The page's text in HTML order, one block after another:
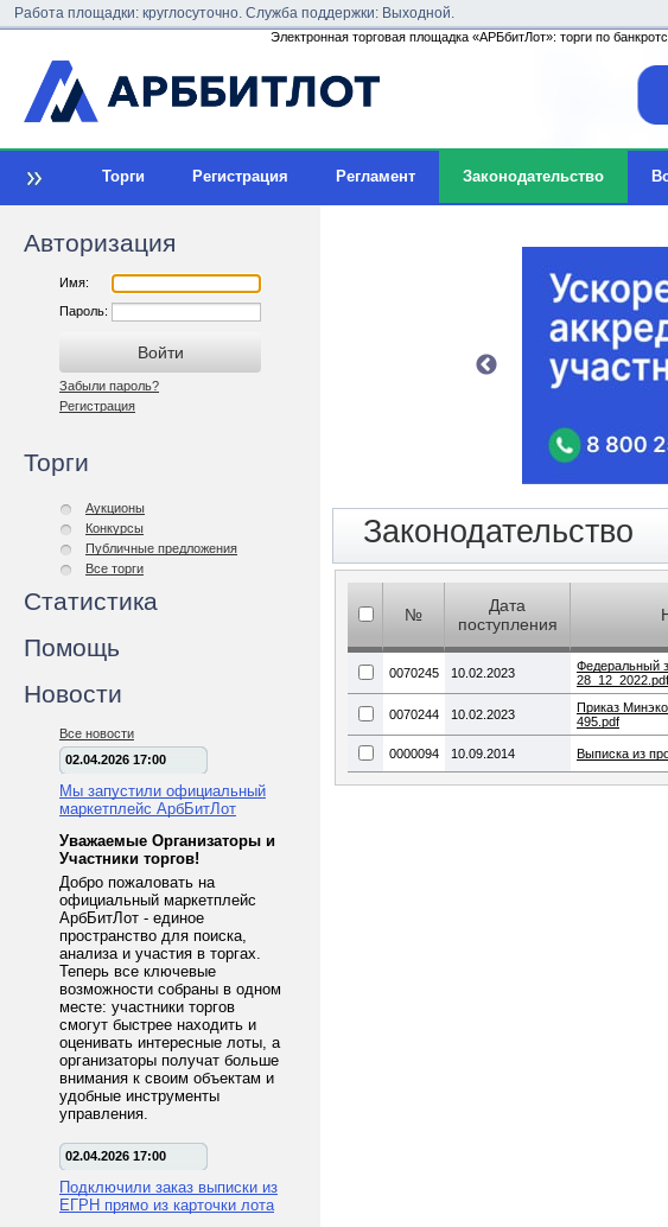
Работа площадки: круглосуточно. Служба поддержки: Выходной.
Электронная торговая площадка «АРБбитЛот»: торги по
Торги Регистрация Регламент Законодательство
Авторизация
Имя:
Пароль:
Забыли пароль?
Регистрация
Торги
Аукционы
Конкурсы
Публичные предложения
Все торги
Статистика
Помощь
Новости
Все новости
02.04.2026 17:00
Мы запустили официальный
маркетплейс АрбБитЛот
Уважаемые Организаторы и
Участники торгов!
Добро пожаловать на
официальный маркетплейс
АрбБитЛот - единое
пространство для поиска,
анализа и участия в торгах.
Теперь все ключевые
возможности собраны в одном
месте: участники торгов
смогут быстрее находить и
оценивать интересные лоты, а
организаторы получат больше
внимания к своим объектам и
удобные инструменты
управления.
02.04.2026 17:00
Подключили заказ выписки из
ЕГРН прямо из карточки лота
Законодательство
№
Дата
поступления
0070245 10.02.2023
Федеральный
28_12_2022.pdf
0070244 10.02.2023
Приказ
495.pdf
0000094 10.09.2014 Выписка из